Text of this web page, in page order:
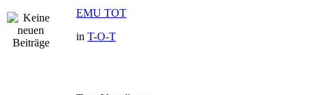
EMU TOT
in T-O-T